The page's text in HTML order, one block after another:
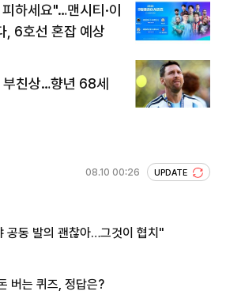
하세요"…맨시티·이
, 6호선 혼잡 예상
친상…향년 68세
08.10 00:26 UPDATE
공동 발의 괜찮아…그것이 협치"
버는 퀴즈, 정답은?